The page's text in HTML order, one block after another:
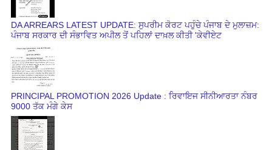
DA ARREARS LATEST UPDATE: ਸੁਪਰੀਮ ਕੋਰਟ ਪਹੁੰਚੇ ਪੰਜਾਬ ਦੇ ਮੁਲਾਜ਼ਮ:
ਪੰਜਾਬ ਸਰਕਾਰ ਦੀ ਸੰਭਾਵਿਤ ਅਪੀਲ ਤੋਂ ਪਹਿਲਾਂ ਦਾਖ਼ਲ ਕੀਤੀ 'ਕੇਵੀਏਟ
PRINCIPAL PROMOTION 2026 Update : ਰਿਵਾਇਜ ਸੀਨੀਆਰਤਾ ਨੰਬਰ
9000 ਤੱਕ ਮੰਗੇ ਕੇਸ